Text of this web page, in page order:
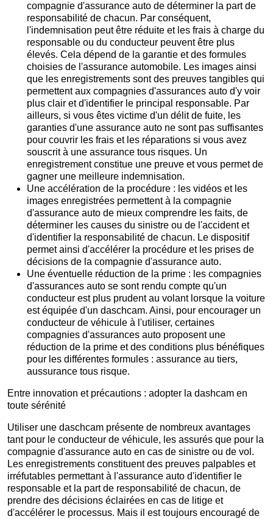
compagnie d'assurance auto de déterminer la part de
responsabilité de chacun. Par conséquent,
l'indemnisation peut être réduite et les frais à charge du
responsable ou du conducteur peuvent être plus
élevés. Cela dépend de la garantie et des formules
choisies de l'assurance automobile. Les images ainsi
que les enregistrements sont des preuves tangibles qui
permettent aux compagnies d'assurances auto d'y voir
plus clair et d'identifier le principal responsable. Par
ailleurs, si vous êtes victime d'un délit de fuite, les
garanties d'une assurance auto ne sont pas suffisantes
pour couvrir les frais et les réparations si vous avez
souscrit à une assurance tous risques. Un
enregistrement constitue une preuve et vous permet de
gagner une meilleure indemnisation.
Une accélération de la procédure : les vidéos et les
images enregistrées permettent à la compagnie
d'assurance auto de mieux comprendre les faits, de
déterminer les causes du sinistre ou de l'accident et
d'identifier la responsabilité de chacun. Le dispositif
permet ainsi d'accélérer la procédure et les prises de
décisions de la compagnie d'assurance auto.
Une éventuelle réduction de la prime : les compagnies
d'assurances auto se sont rendu compte qu'un
conducteur est plus prudent au volant lorsque la voiture
est équipée d'un daschcam. Ainsi, pour encourager un
conducteur de véhicule à l'utiliser, certaines
compagnies d'assurances auto proposent une
réduction de la prime et des conditions plus bénéfiques
pour les différentes formules : assurance au tiers,
aussurance tous risque.
Entre innovation et précautions : adopter la dashcam en
toute sérénité
Utiliser une daschcam présente de nombreux avantages
tant pour le conducteur de véhicule, les assurés que pour la
compagnie d'assurance auto en cas de sinistre ou de vol.
Les enregistrements constituent des preuves palpables et
irréfutables permettant à l'assurance auto d'identifier le
responsable et la part de responsabilité de chacun, de
prendre des décisions éclairées en cas de litige et
d'accélérer le processus. Mais il est toujours encouragé de